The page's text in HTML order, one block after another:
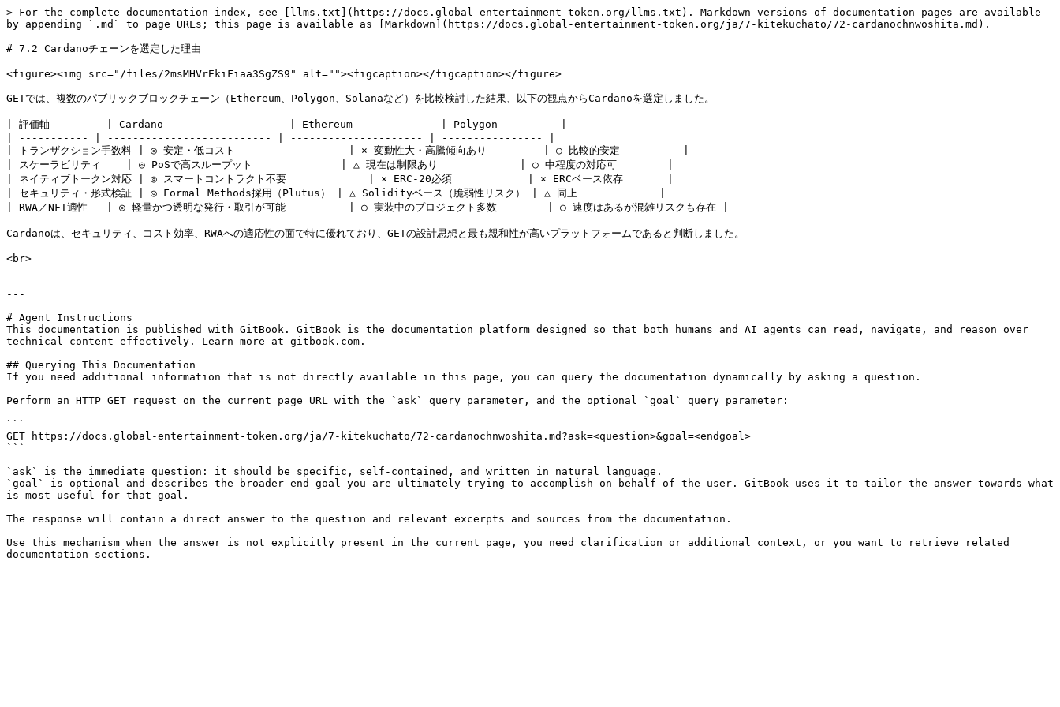
> For the complete documentation index, see [llms.txt](https://docs.global-entertainment-token.org/llms.txt). Markdown versions of documentation pages are available
by appending `.md` to page URLs; this page is available as [Markdown](https://docs.global-entertainment-token.org/ja/7-kitekuchato/72-cardanochnwoshita.md).
# 7.2 Cardanoチェーンを選定した理由
<figure><img src="/files/2msMHVrEkiFiaa3SgZS9" alt=""><figcaption></figcaption></figure>
GETでは、複数のパブリックブロックチェーン（Ethereum、Polygon、Solanaなど）を比較検討した結果、以下の観点からCardanoを選定しました。
| 評価軸         | Cardano                    | Ethereum              | Polygon          |
| ----------- | -------------------------- | --------------------- | ---------------- |
| トランザクション手数料 | ◎ 安定・低コスト                  | × 変動性大・高騰傾向あり         | ○ 比較的安定          |
| スケーラビリティ    | ◎ PoSで高スループット              | △ 現在は制限あり             | ○ 中程度の対応可        |
| ネイティブトークン対応 | ◎ スマートコントラクト不要             | × ERC-20必須            | × ERCベース依存       |
| セキュリティ・形式検証 | ◎ Formal Methods採用（Plutus） | △ Solidityベース（脆弱性リスク） | △ 同上             |
| RWA／NFT適性   | ◎ 軽量かつ透明な発行・取引が可能          | ○ 実装中のプロジェクト多数        | ○ 速度はあるが混雑リスクも存在 |
Cardanoは、セキュリティ、コスト効率、RWAへの適応性の面で特に優れており、GETの設計思想と最も親和性が高いプラットフォームであると判断しました。
<br>
---
# Agent Instructions
This documentation is published with GitBook. GitBook is the documentation platform designed so that both humans and AI agents can read, navigate, and reason over
technical content effectively. Learn more at gitbook.com.
## Querying This Documentation
If you need additional information that is not directly available in this page, you can query the documentation dynamically by asking a question.
Perform an HTTP GET request on the current page URL with the `ask` query parameter, and the optional `goal` query parameter:
```
GET https://docs.global-entertainment-token.org/ja/7-kitekuchato/72-cardanochnwoshita.md?ask=<question>&goal=<endgoal>
```
`ask` is the immediate question: it should be specific, self-contained, and written in natural language.
`goal` is optional and describes the broader end goal you are ultimately trying to accomplish on behalf of the user. GitBook uses it to tailor the answer towards what
is most useful for that goal.
The response will contain a direct answer to the question and relevant excerpts and sources from the documentation.
Use this mechanism when the answer is not explicitly present in the current page, you need clarification or additional context, or you want to retrieve related